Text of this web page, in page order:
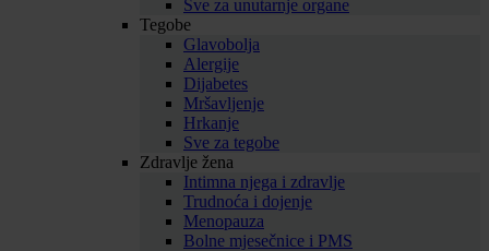
Sve za unutarnje organe
Tegobe
Glavobolja
Alergije
Dijabetes
Mršavljenje
Hrkanje
Sve za tegobe
Zdravlje žena
Intimna njega i zdravlje
Trudnoća i dojenje
Menopauza
Bolne mjesečnice i PMS